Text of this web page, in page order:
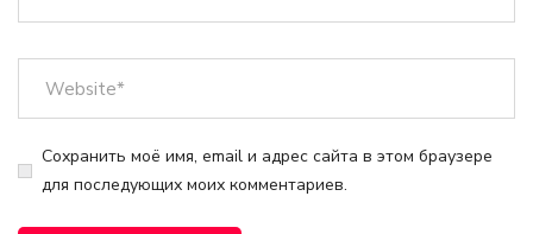
Сохранить моё имя, email и адрес сайта в этом браузере
для последующих моих комментариев.